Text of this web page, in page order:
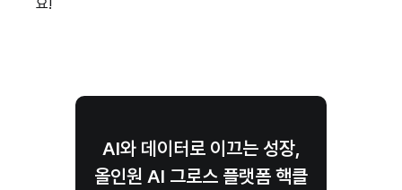
요!
AI와 데이터로 이끄는 성장,
올인원 AI 그로스 플랫폼 핵클